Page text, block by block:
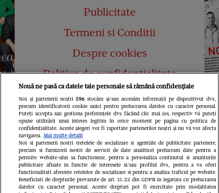
Publicitate
Termeni si Conditii
Despre cookies
Politica de confidențialitate
Abonamente
Contact
Pariază responsabil! Decizia ONJN nr.
821/25.09.2025.
Nouă ne pasă ca datele tale personale să rămână confidențiale
Noi și partenerii noștri 596stocăm și/sau accesăm informații pe dispozitivul dvs.,
precum identificatorii cookie unici pentru prelucrarea datelor cu caracter personal.
Puteți accepta sau gestiona preferințele dvs. făcând clic mai jos, respectiv vă puteți
opune utilizării unui interes legitim în orice moment pe pagina cu politica de
confidențialitate. Aceste alegeri vor fi raportate partenerilor noștri și nu vă vor afecta
navigarea. Mai multe detalii
Noi si partenerii nostri (retelele de socializare si agentiile de publicitate partenere,
precum si furnizorii nostri de servicii de date analitice) prelucram date pentru a
permite website-ului sa functioneze, pentru a personaliza continutul si anunturile
publicitare afisate in functie de interesele si/sau profilul dvs., pentru a va oferi
functionalitati aferente retelelor de socializare si pentru a analiza traficul pe website.
Beneficiati de drepturile prevazute de art. 15-22 din GDPR in legatura cu prelucrarea
datelor cu caracter personal. Aceste drepturi pot fi exercitate prin modalitatea